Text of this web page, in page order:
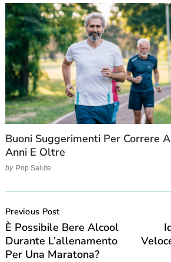
Buoni Suggerimenti Per Correre
Anni E Oltre
by Pop Salute
Navigation
Previous Post
È Possibile Bere Alcool
Durante L’allenamento
Per Una Maratona?